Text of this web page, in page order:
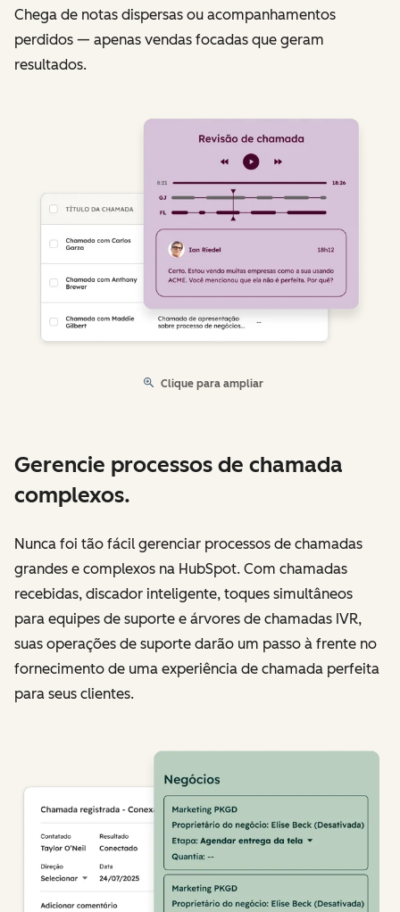
Chega de notas dispersas ou acompanhamentos
perdidos — apenas vendas focadas que geram
resultados.
Clique para ampliar
Gerencie processos de chamada
complexos.
Nunca foi tão fácil gerenciar processos de chamadas
grandes e complexos na HubSpot. Com chamadas
recebidas, discador inteligente, toques simultâneos
para equipes de suporte e árvores de chamadas IVR,
suas operações de suporte darão um passo à frente no
fornecimento de uma experiência de chamada perfeita
para seus clientes.